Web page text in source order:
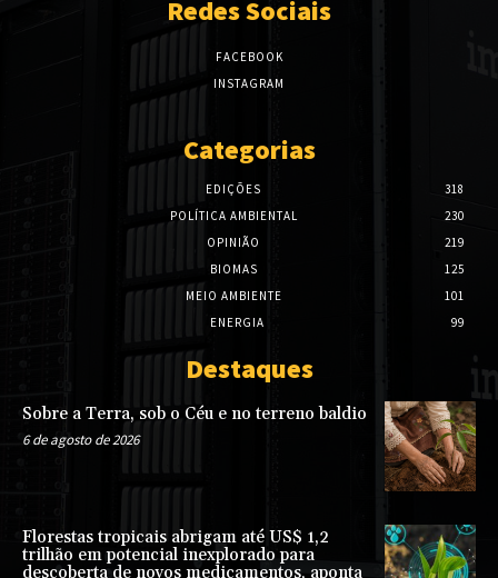
Redes Sociais
FACEBOOK
INSTAGRAM
Categorias
EDIÇÕES
318
POLÍTICA AMBIENTAL
230
OPINIÃO
219
BIOMAS
125
MEIO AMBIENTE
101
ENERGIA
99
Destaques
Sobre a Terra, sob o Céu e no terreno baldio
6 de agosto de 2026
Florestas tropicais abrigam até US$ 1,2
trilhão em potencial inexplorado para
descoberta de novos medicamentos, aponta